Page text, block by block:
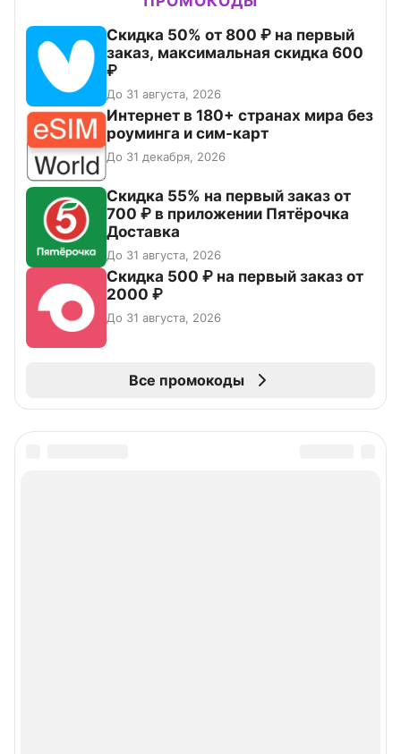
Скидка 50% от 800 ₽ на первый
заказ, максимальная скидка 600
₽
До 31 августа, 2026
Интернет в 180+ странах мира без
роуминга и сим-карт
До 31 декабря, 2026
Скидка 55% на первый заказ от
700 ₽ в приложении Пятёрочка
Доставка
До 31 августа, 2026
Скидка 500 ₽ на первый заказ от
2000 ₽
До 31 августа, 2026
Все промокоды